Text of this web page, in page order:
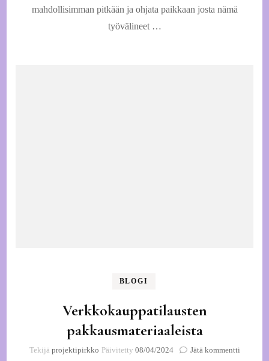
mahdollisimman pitkään ja ohjata paikkaan josta nämä
työvälineet …
BLOGI
Verkkokauppatilausten
pakkausmateriaaleista
Tekijä projektipirkko Päivitetty 08/04/2024 Jätä kommentti